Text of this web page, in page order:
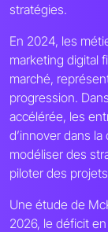
stratégies.
En 2024, les
marketing digital
marché,
progression.
accélérée, les
d’innover dans
modéliser des
piloter des
Une étude de
2026, le déficit